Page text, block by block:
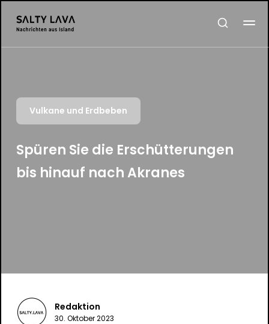
Vulkane und Erdbeben
Spüren Sie die Erschütterungen
bis hinauf nach Akranes
Redaktion
30. Oktober 2023